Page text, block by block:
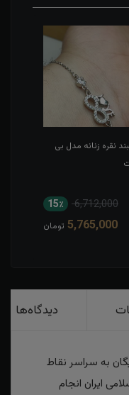
نقره زنانه مدل بی
6,712,000 15٪
5,765,000 تومان
دیدگاه‌ها
به سراسر نقاط
ایران انجام